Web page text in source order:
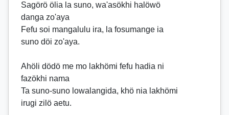
Sagörö ölia la suno, wa'asökhi halöwö
danga zo'aya
Fefu soi mangalulu ira, la fosumange ia
suno döi zo'aya.
Ahöli dödö me mo lakhömi fefu hadia ni
fazökhi nama
Ta suno-suno lowalangida, khö nia lakhömi
irugi zilö aetu.